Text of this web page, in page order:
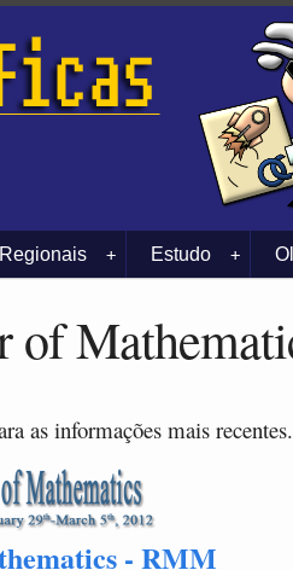
+ +
Estudo
of
as informações mais recentes.
- RMM